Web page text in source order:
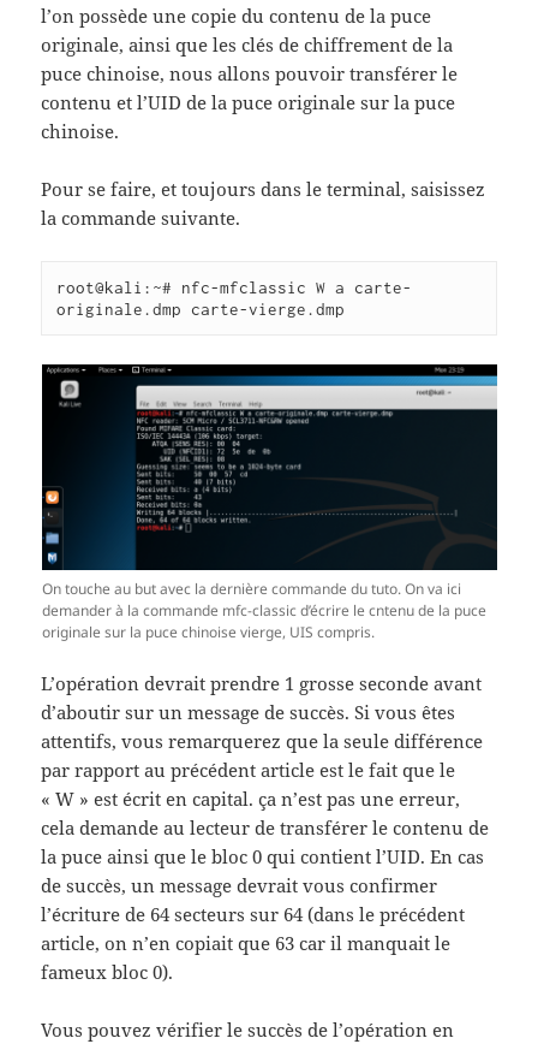
l’on possède une copie du contenu de la puce
originale, ainsi que les clés de chiffrement de la
puce chinoise, nous allons pouvoir transférer le
contenu et l’UID de la puce originale sur la puce
chinoise.
Pour se faire, et toujours dans le terminal, saisissez
la commande suivante.
root@kali:~# nfc-mfclassic W a carte-
originale.dmp carte-vierge.dmp
On touche au but avec la dernière commande du tuto. On va ici
demander à la commande mfc-classic d’écrire le cntenu de la puce
originale sur la puce chinoise vierge, UIS compris.
L’opération devrait prendre 1 grosse seconde avant
d’aboutir sur un message de succès. Si vous êtes
attentifs, vous remarquerez que la seule différence
par rapport au précédent article est le fait que le
« W » est écrit en capital. ça n’est pas une erreur,
cela demande au lecteur de transférer le contenu de
la puce ainsi que le bloc 0 qui contient l’UID. En cas
de succès, un message devrait vous confirmer
l’écriture de 64 secteurs sur 64 (dans le précédent
article, on n’en copiait que 63 car il manquait le
fameux bloc 0).
Vous pouvez vérifier le succès de l’opération en